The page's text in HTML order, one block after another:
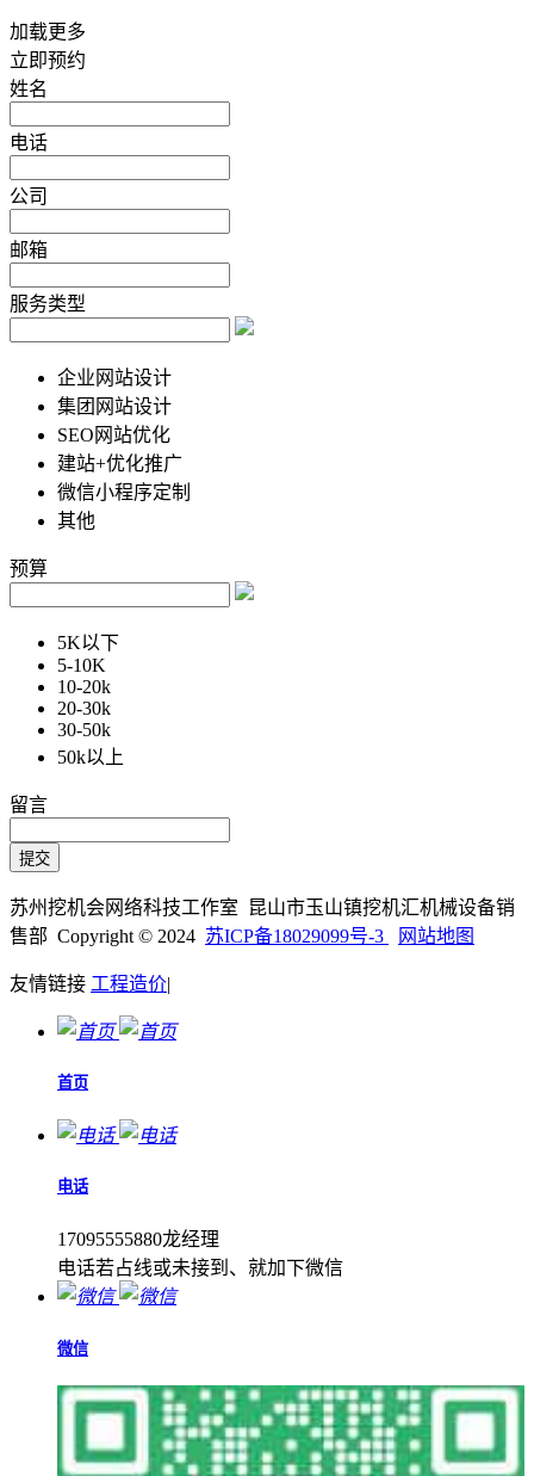
加载更多
立即预约
姓名
电话
公司
邮箱
服务类型
企业网站设计
集团网站设计
SEO网站优化
建站+优化推广
微信小程序定制
其他
预算
5K以下
5-10K
10-20k
20-30k
30-50k
50k以上
留言
苏州挖机会网络科技工作室 昆山市玉山镇挖机汇机械设备销
售部 Copyright © 2024 苏ICP备18029099号-3 网站地图
友情链接 工程造价|
首页
电话
17095555880龙经理
电话若占线或未接到、就加下微信
微信